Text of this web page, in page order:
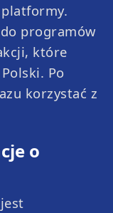
programów
które
Po
korzystać z
o